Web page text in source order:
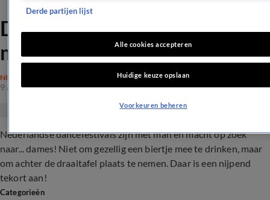
DJ-wereld gedomineerd door
mannen
NIEUWS
9 aug 2018, 22:12
Nederlandse dancefestivals zijn met man en macht op zoek
naar... dames! Niet om gezellig een biertje mee te drinken, maar
om achter de draaitafel plaats te nemen. Daar is een nijpend
tekort aan!
Categorieën
Derde partijen lijst
Alle cookies accepteren
Huidige keuze opslaan
Voorkeuren beheren